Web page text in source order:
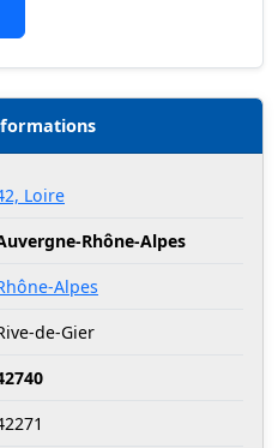
Loire
Rhône-Alpes
Alpes
de-Gier